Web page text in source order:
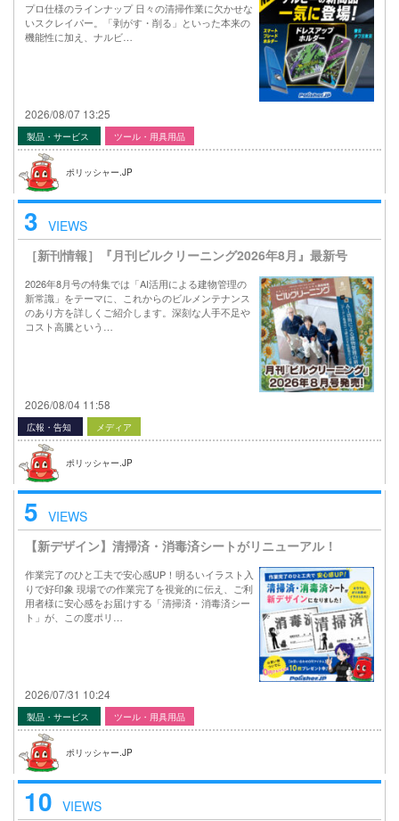
プロ仕様のラインナップ 日々の清掃作業に欠かせな
いスクレイパー。「剥がす・削る」といった本来の
機能性に加え、ナルビ…
2026/08/07 13:25
製品・サービス ツール・用具用品
ポリッシャー.JP
3 VIEWS
［新刊情報］『月刊ビルクリーニング2026年8月』最新号
2026年8月号の特集では「AI活用による建物管理の
新常識」をテーマに、これからのビルメンテナンス
のあり方を詳しくご紹介します。深刻な人手不足や
コスト高騰という…
2026/08/04 11:58
広報・告知 メディア
ポリッシャー.JP
5 VIEWS
【新デザイン】清掃済・消毒済シートがリニューアル！
作業完了のひと工夫で安心感UP！明るいイラスト入
りで好印象 現場での作業完了を視覚的に伝え、ご利
用者様に安心感をお届けする「清掃済・消毒済シー
ト」が、この度ポリ…
2026/07/31 10:24
製品・サービス ツール・用具用品
ポリッシャー.JP
10 VIEWS